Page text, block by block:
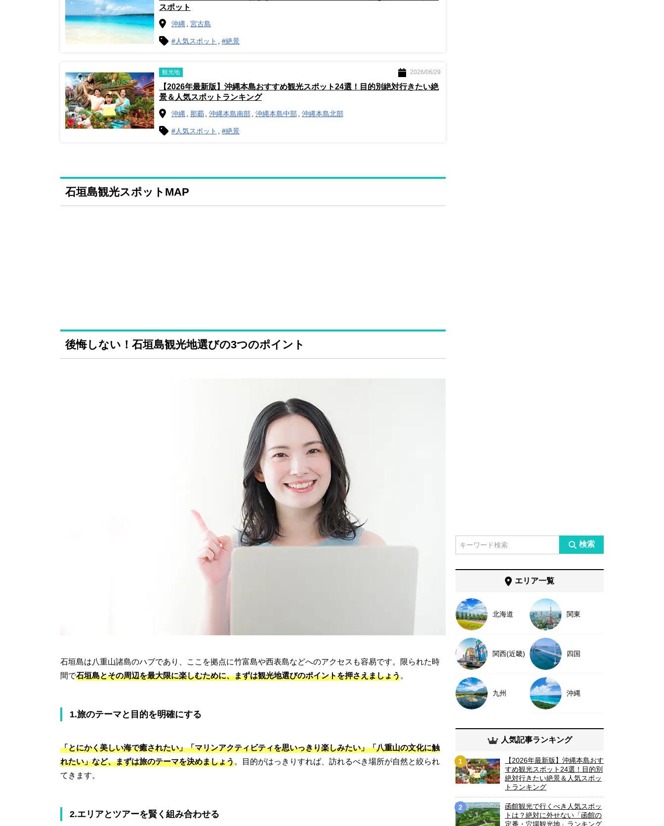
スポット
沖縄 宮古島
#人気スポット #絶景
観光地 2026/06/29
【2026年最新版】沖縄本島おすすめ観光スポット24選！目的別絶対行きたい絶
景＆人気スポットランキング
沖縄 那覇 沖縄本島南部 沖縄本島中部 沖縄本島北部
#人気スポット #絶景
石垣島観光スポットMAP
後悔しない！石垣島観光地選びの3つのポイント
石垣島は八重山諸島のハブであり、ここを拠点に竹富島や西表島などへのアクセスも容易です。限られた時
間で石垣島とその周辺を最大限に楽しむために、まずは観光地選びのポイントを押さえましょう。
1.旅のテーマと目的を明確にする
「とにかく美しい海で癒されたい」「マリンアクティビティを思いっきり楽しみたい」「八重山の文化に触
れたい」など、まずは旅のテーマを決めましょう。目的がはっきりすれば、訪れるべき場所が自然と絞られ
てきます。
2.エリアとツアーを賢く組み合わせる
検索
エリア一覧
北海道 関東
関西(近畿) 四国
九州 沖縄
人気記事ランキング
1
【2026年最新版】沖縄本島おす
すめ観光スポット24選！目的別
絶対行きたい絶景＆人気スポッ
トランキング
2
函館観光で行くべき人気スポッ
トは？絶対に外せない「函館の
定番・穴場観光地」ランキング